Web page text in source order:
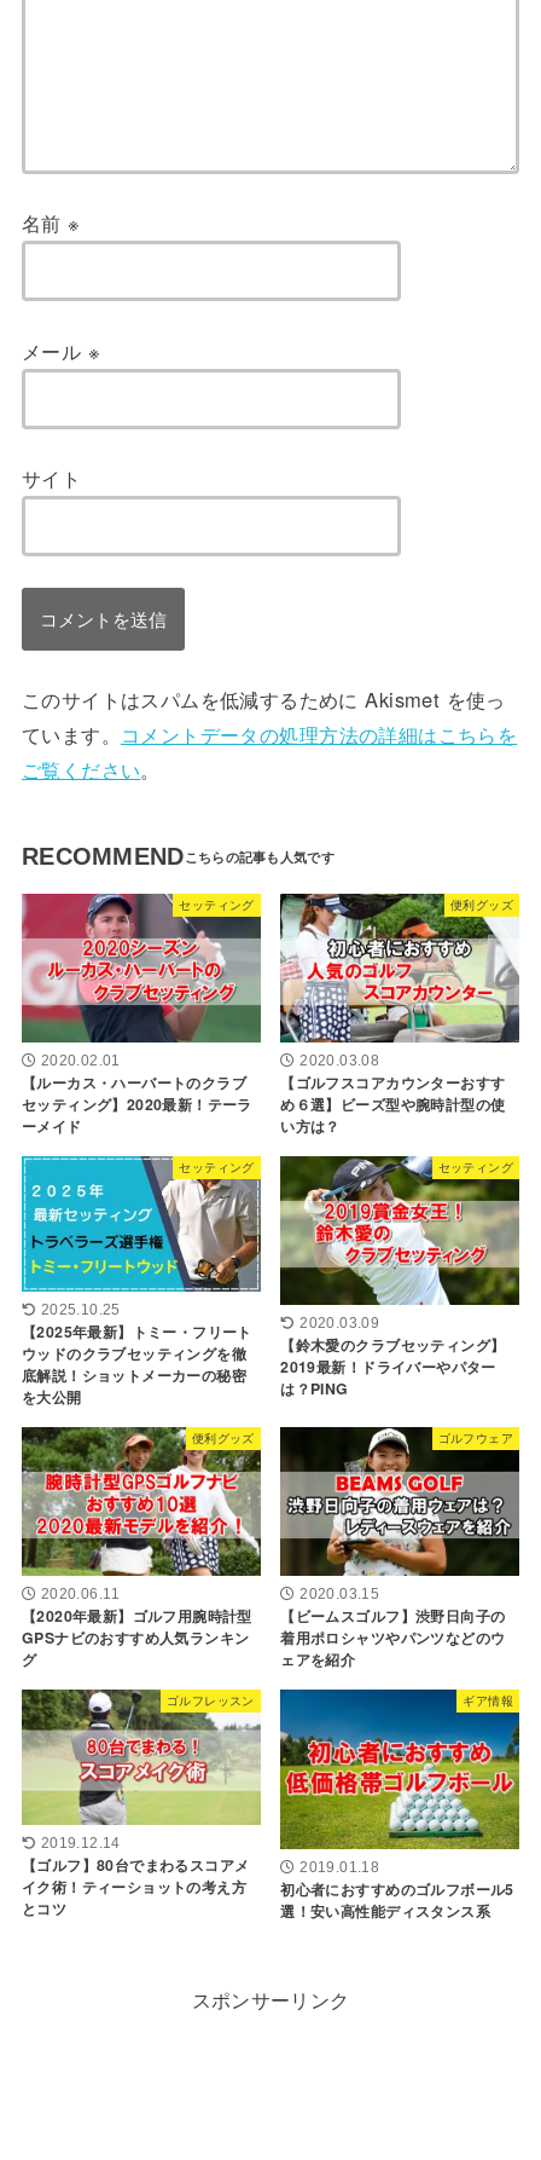
名前※
メール ※
サイト
このサイトはスパムを低減するために Akismet を使っ
ています。 コメントデータの処理方法の詳細はこちらを
ご覧ください。
RECOMMEND
セッティング
2020.02.01
【ルーカス・ハーバートのクラブ
セッティング】2020最新！テーラ
ーメイド
便利グッズ
2020.03.08
【ゴルフスコアカウンターおすす
め６選】ビーズ型や腕時計型の使
い方は？
セッティング
2025.10.25
【2025年最新】トミー・フリート
ウッドのクラブセッティングを徹
底解説！ショットメーカーの秘密
を大公開
セッティング
2020.03.09
【鈴木愛のクラブセッティング】
2019最新！ドライバーやパター
は？PING
便利グッズ
2020.06.11
【2020年最新】ゴルフ用腕時計型
GPSナビのおすすめ人気ランキン
グ
ゴルフウェア
2020.03.15
【ビームスゴルフ】渋野日向子の
着用ポロシャツやパンツなどのウ
ェアを紹介
ゴルフレッスン
2019.12.14
【ゴルフ】80台でまわるスコアメ
イク術！ティーショットの考え方
とコツ
ギア情報
2019.01.18
初心者におすすめのゴルフボール5
選！安い高性能ディスタンス系
スポンサーリンク